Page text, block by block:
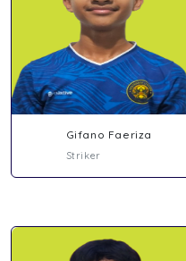
Gifano Faeriza
Striker